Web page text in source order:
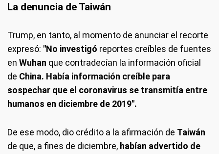
La denuncia de Taiwán
Trump, en tanto, al momento de anunciar el recorte
expresó: "No investigó reportes creíbles de fuentes
en Wuhan que contradecían la información oficial
de China. Había información creíble para
sospechar que el coronavirus se transmitía entre
humanos en diciembre de 2019".
De ese modo, dio crédito a la afirmación de Taiwán
de que, a fines de diciembre, habían advertido de